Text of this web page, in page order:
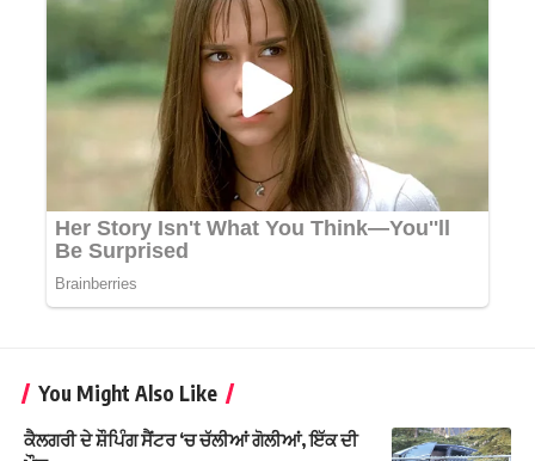
You Might Also Like
ਕੈਲਗਰੀ ਦੇ ਸ਼ੌਪਿੰਗ ਸੈਂਟਰ ‘ਚ ਚੱਲੀਆਂ ਗੋਲੀਆਂ, ਇੱਕ ਦੀ